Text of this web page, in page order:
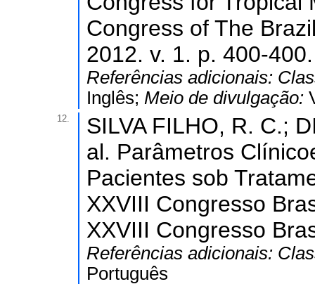
Congress of The
2012. v. 1. p. 400-400.
Referências adicionais:
Inglês; Meio de divulgação:
12.
SILVA FILHO, R. C.;
al. Parâmetros
Pacientes sob
XXVIII Congresso
XXVIII Congresso
Referências adicionais:
Português